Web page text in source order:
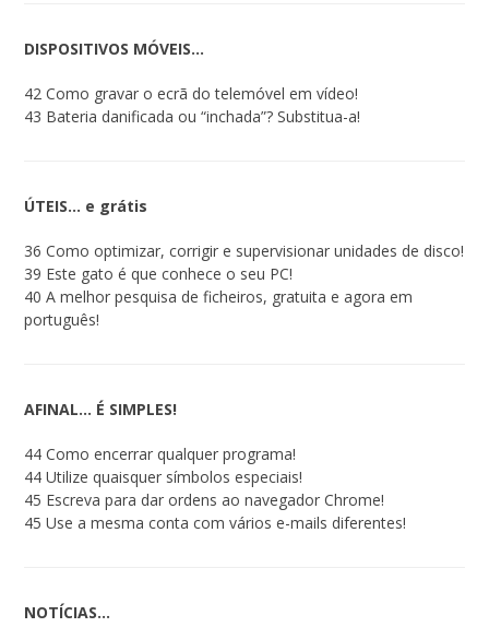
DISPOSITIVOS MÓVEIS…
42 Como gravar o ecrã do telemóvel em vídeo!
43 Bateria danificada ou “inchada”? Substitua-a!
ÚTEIS… e grátis
36 Como optimizar, corrigir e supervisionar unidades de disco!
39 Este gato é que conhece o seu PC!
40 A melhor pesquisa de ficheiros, gratuita e agora em
português!
AFINAL… É SIMPLES!
44 Como encerrar qualquer programa!
44 Utilize quaisquer símbolos especiais!
45 Escreva para dar ordens ao navegador Chrome!
45 Use a mesma conta com vários e-mails diferentes!
NOTÍCIAS…